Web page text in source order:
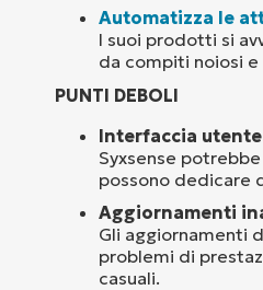
Automatizza le
I suoi prodotti si
da compiti noiosi
PUNTI DEBOLI
Interfaccia
Syxsense
possono dedicare
Aggiornamenti
Gli aggiornamenti
problemi di
casuali.